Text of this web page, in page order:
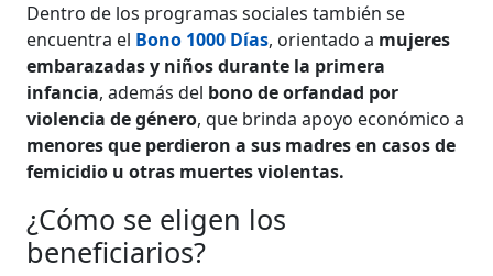
Dentro de los programas sociales también se
encuentra el Bono 1000 Días, orientado a mujeres
embarazadas y niños durante la primera
infancia, además del bono de orfandad por
violencia de género, que brinda apoyo económico a
menores que perdieron a sus madres en casos de
femicidio u otras muertes violentas.
¿Cómo se eligen los
beneficiarios?